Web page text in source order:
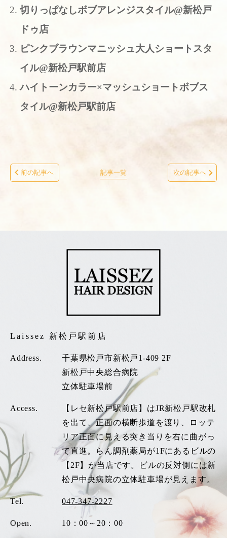
切りっぱなしボブアレンジスタイル@新松戸
ドゥ店
ピンクブラウンマニッシュ大人ショートスタ
イル@新松戸駅前店
ハイトーンカラー×マッシュショートボブス
タイル@新松戸駅前店
前の記事へ 記事一覧 次の記事へ
Laissez 新松戸駅前店
Address.
千葉県松戸市新松戸1-409 2F
新松戸中央総合病院
立体駐車場前
Access.
【レセ新松戸駅前店】はJR新松戸駅改札
を出て、正面の横断歩道を渡り、ロッテ
リア正面に見える突き当りを右に曲がっ
て直進。らん調剤薬局が1Fにあるビルの
【2F】が当店です。ビルの反対側には新
松戸中央病院の立体駐車場が見えます。
Tel. 047-347-2227
Open. 10：00～20：00